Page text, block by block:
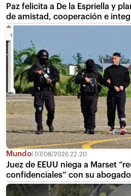
Paz felicita a De la Espriella y
de amistad, cooperación e
Mundo 07/08/2026 22:20
Juez de EEUU niega a Marset
confidenciales” con su